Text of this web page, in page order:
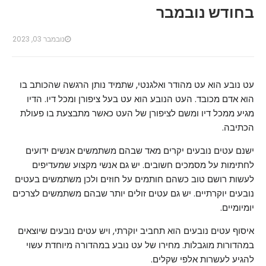
בחודש נובמבר
נובמבר 03, 2023
עט נובע הוא עט מהודר ואלגנטי, שתמיד נותן הרגשה שהכותב בו
הוא אדם מכובד. העט הנובע הוא עט בעל ציפורן ומכל דיו. הדיו
מגיע ממכל דיו ומשם לציפורן של העט כאשר מתבצעת בו פעולת
הכתיבה.
ישנם עטים נובעים יקרים מאד שבהם משתמשים אנשים ידועים
לחתימות על מסמכים חשובים. יש גם אנשי מקצוע שמעדיפים
לעשות רושם טוב כשהם חותמים על חוזים ולכן משתמשים בעטים
נובעים יוקרתיים. יש גם עטים זולים יותר שבהם משתמשים לצרכים
יומיומיים.
איסוף עטים נובעים הוא תחביב יוקרתי, ויש עטים נובעים שיוצאים
במהדורות מוגבלות. מחירו של עט נובע במהדורה מיוחדת עשוי
להגיע לעשרות אלפי שקלים.